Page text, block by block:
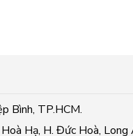
Bình, TP.HCM.
Hạ, H. Đức Hoà, Long